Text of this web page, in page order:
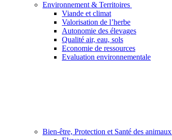
Environnement & Territoires
Viande et climat
Valorisation de l’herbe
Autonomie des élevages
Qualité air, eau, sols
Economie de ressources
Evaluation environnementale
Bien-être, Protection et Santé des animaux